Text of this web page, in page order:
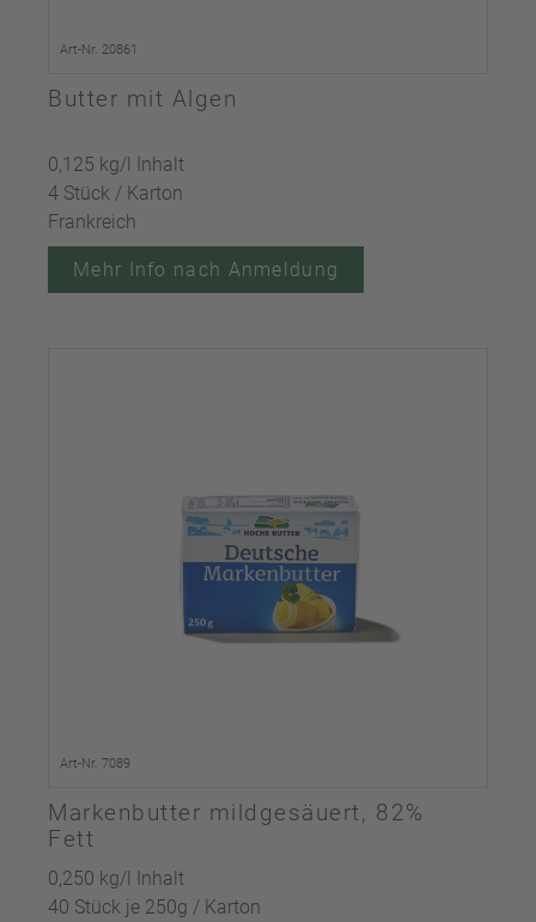
Art-Nr. 20861
Butter mit Algen
0,125 kg/l Inhalt
4 Stück / Karton
Frankreich
Mehr Info nach Anmeldung
Art-Nr. 7089
Markenbutter mildgesäuert, 82%
Fett
0,250 kg/l Inhalt
40 Stück je 250g / Karton